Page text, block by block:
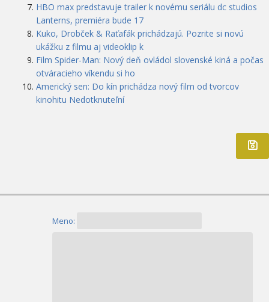
HBO max predstavuje trailer k novému seriálu dc studios
Lanterns, premiéra bude 17
Kuko, Drobček & Raťafák prichádzajú. Pozrite si novú
ukážku z filmu aj videoklip k
Film Spider-Man: Nový deň ovládol slovenské kiná a počas
otváracieho víkendu si ho
Americký sen: Do kín prichádza nový film od tvorcov
kinohitu Nedotknuteľní
Meno: